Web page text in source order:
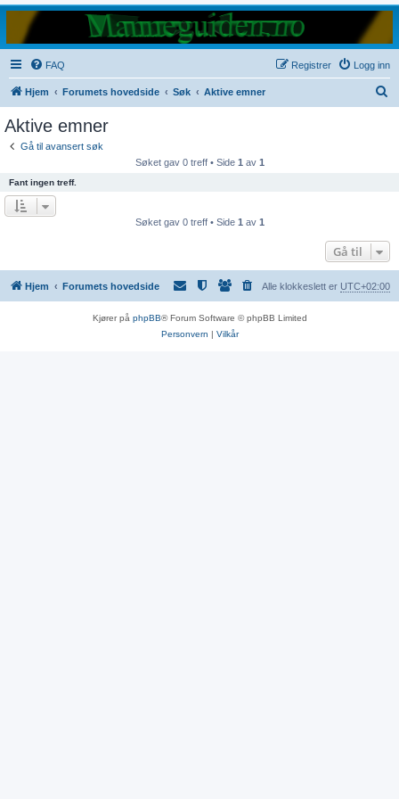
FAQ Logg inn
Registrer
Hjem Forumets hovedside Søk Aktive emner
Aktive emner
Gå til avansert søk
Søket gav 0 treff • Side 1 av 1
Fant ingen treff.
Søket gav 0 treff • Side 1 av 1
Gå til
Hjem Forumets hovedside Alle klokkeslett er UTC+02:00
Kjører på phpBB® Forum Software © phpBB Limited
Personvern | Vilkår